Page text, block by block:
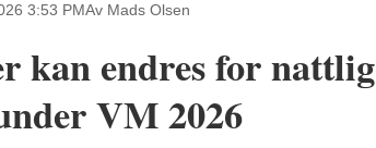
3:53 PMAv Mads Olsen
kan endres for nattlig
VM 2026